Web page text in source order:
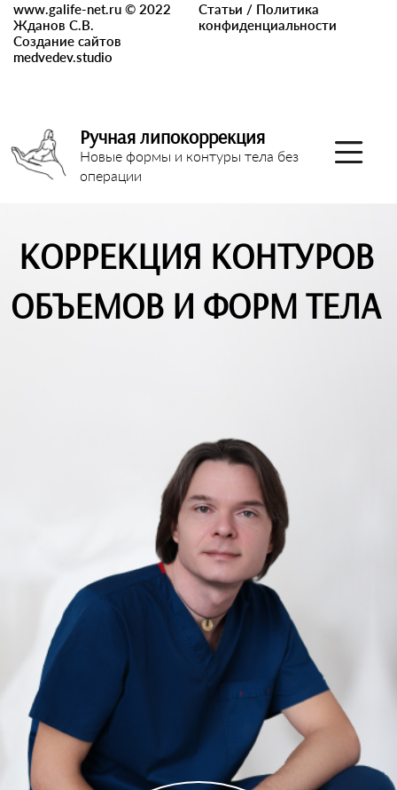
www.galife-net.ru © 2022
Жданов С.В.
Создание сайтов
medvedev.studio
Статьи / Политика
конфиденциальности
Ручная липокоррекция
Новые формы и контуры тела без
операции
КОРРЕКЦИЯ КОНТУРОВ
ОБЪЕМОВ И ФОРМ ТЕЛА